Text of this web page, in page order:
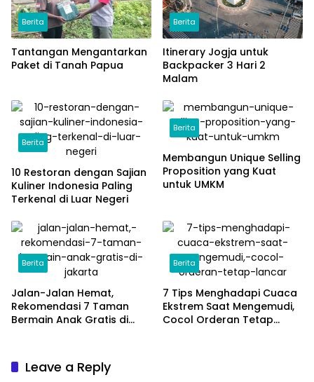
Berita
Tantangan Mengantarkan
Paket di Tanah Papua
Berita
Itinerary Jogja untuk
Backpacker 3 Hari 2
Malam
Berita
10 Restoran dengan Sajian
Kuliner Indonesia Paling
Terkenal di Luar Negeri
Berita
Membangun Unique Selling
Proposition yang Kuat
untuk UMKM
Berita
Jalan-Jalan Hemat,
Rekomendasi 7 Taman
Bermain Anak Gratis di
Berita
7 Tips Menghadapi Cuaca
Ekstrem Saat Mengemudi,
Cocol Orderan Tetap
Leave a Reply